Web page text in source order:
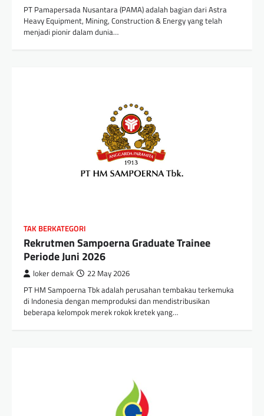
PT Pamapersada Nusantara (PAMA) adalah bagian dari Astra
Heavy Equipment, Mining, Construction & Energy yang telah
menjadi pionir dalam dunia…
TAK BERKATEGORI
Rekrutmen Sampoerna Graduate Trainee
Periode Juni 2026
loker demak 22 May 2026
PT HM Sampoerna Tbk adalah perusahan tembakau terkemuka
di Indonesia dengan memproduksi dan mendistribusikan
beberapa kelompok merek rokok kretek yang…